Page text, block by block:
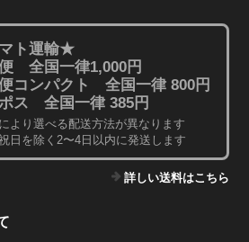
ト運輸★
全国一律1,000円
コンパクト 全国一律 800円
ス 全国一律 385円
より選べる配送方法が異なります
日を除く2〜4日以内に発送します
詳しい送料はこちら